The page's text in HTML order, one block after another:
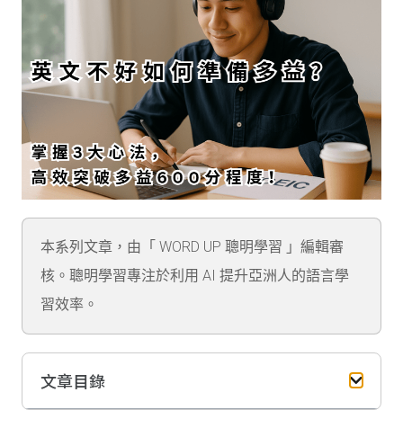
本系列文章，由「 WORD UP 聰明學習 」編輯審
核。聰明學習專注於利用 AI 提升亞洲人的語言學
習效率。
文章目錄